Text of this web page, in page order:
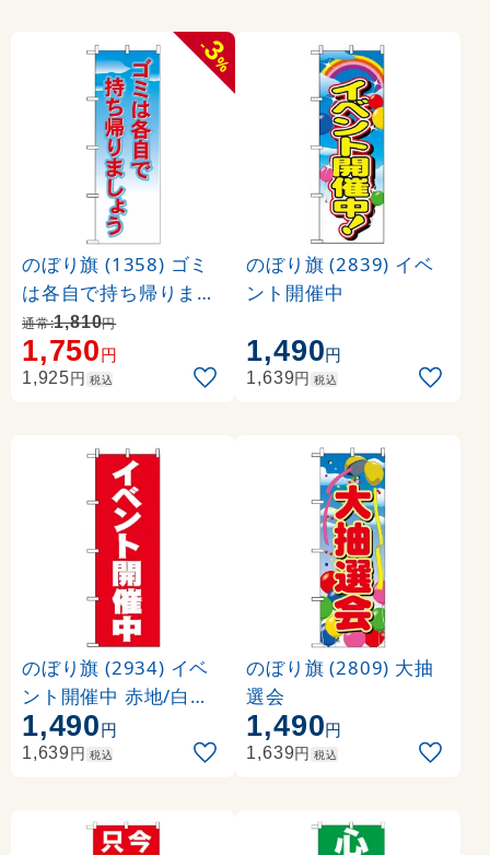
-
3
%
のぼり旗 (1358) ゴミ
は各自で持ち帰りまし
ょう
通常:1,810円
1,750円
1,925円 税込
のぼり旗 (2839) イベ
ント開催中
1,490円
1,639円 税込
のぼり旗 (2934) イベ
ント開催中 赤地/白文
字
1,490円
1,639円 税込
のぼり旗 (2809) 大抽
選会
1,490円
1,639円 税込